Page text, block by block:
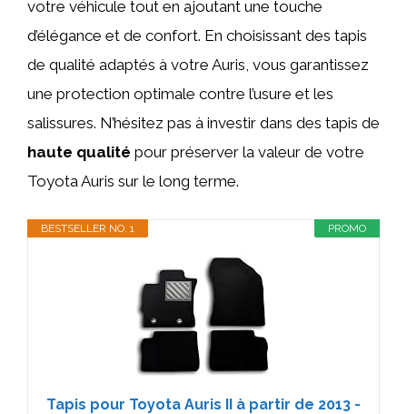
votre véhicule tout en ajoutant une touche
d’élégance et de confort. En choisissant des tapis
de qualité adaptés à votre Auris, vous garantissez
une protection optimale contre l’usure et les
salissures. N’hésitez pas à investir dans des tapis de
haute qualité pour préserver la valeur de votre
Toyota Auris sur le long terme.
PROMO
BESTSELLER NO. 1
Tapis pour Toyota Auris II à partir de 2013 -